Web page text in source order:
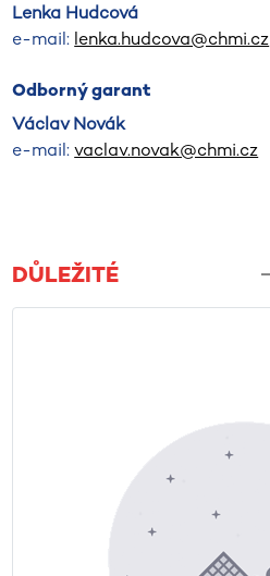
Lenka Hudcová
e-mail: lenka.hudcova@chmi.cz
Odborný garant
Václav Novák
e-mail:vaclav.novak@chmi.cz
DŮLEŽITÉ